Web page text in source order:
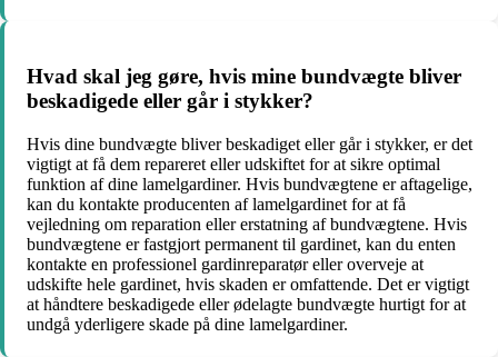
Hvad skal jeg gøre, hvis mine bundvægte bliver
beskadigede eller går i stykker?
Hvis dine bundvægte bliver beskadiget eller går i stykker, er det
vigtigt at få dem repareret eller udskiftet for at sikre optimal
funktion af dine lamelgardiner. Hvis bundvægtene er aftagelige,
kan du kontakte producenten af lamelgardinet for at få
vejledning om reparation eller erstatning af bundvægtene. Hvis
bundvægtene er fastgjort permanent til gardinet, kan du enten
kontakte en professionel gardinreparatør eller overveje at
udskifte hele gardinet, hvis skaden er omfattende. Det er vigtigt
at håndtere beskadigede eller ødelagte bundvægte hurtigt for at
undgå yderligere skade på dine lamelgardiner.